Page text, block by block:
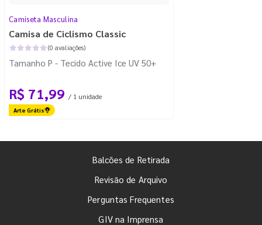
Camiseta Masculina
Camisa de Ciclismo Classic
(0 avaliações)
Tamanho P - Tecido Active Ice UV 50+
R$ 71,99 / 1 unidade
Arte Grátis
Balcões de Retirada
Revisão de Arquivo
Perguntas Frequentes
GIV na Imprensa